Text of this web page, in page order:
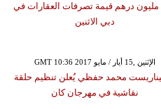
371 مليون درهم قيمة تصرفات العقارات في
دبي الاثنين
GMT 10:36 2017 الإثنين ,15 أيار / مايو
محمد حفظي يُعلن تنظيم حلقة
نقاشية في مهرجان كان